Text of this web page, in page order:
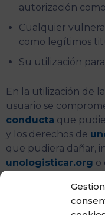
autorización
Cualquier
como legítimos
Su utilización
En la utilización de
usuario se
conducta que
y los derechos de
que pudiera dañar,
unologisticar.org o
No obstante, el